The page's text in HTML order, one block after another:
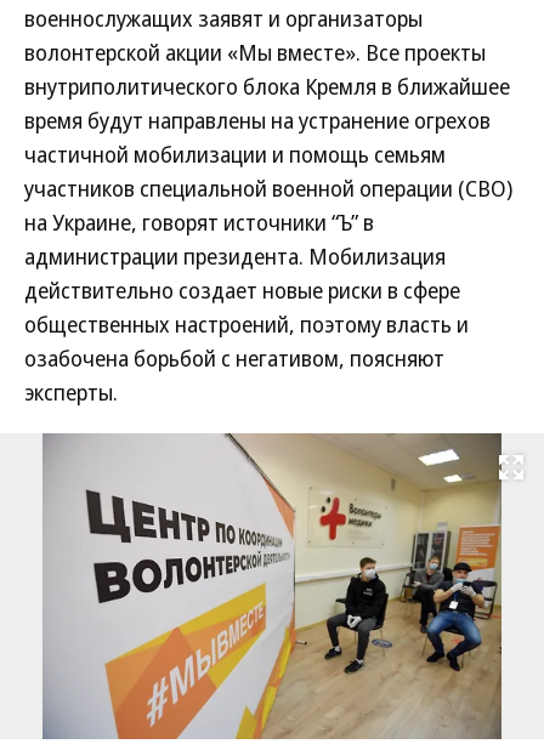
военнослужащих заявят и организаторы
волонтерской акции «Мы вместе». Все проекты
внутриполитического блока Кремля в ближайшее
время будут направлены на устранение огрехов
частичной мобилизации и помощь семьям
участников специальной военной операции (СВО)
на Украине, говорят источники “Ъ” в
администрации президента. Мобилизация
действительно создает новые риски в сфере
общественных настроений, поэтому власть и
озабочена борьбой с негативом, поясняют
эксперты.
Развернуть